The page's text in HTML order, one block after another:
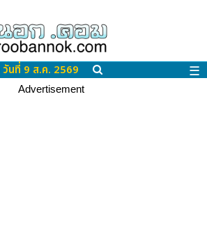
วันที่ 9 ส.ค. 2569 ☰
Advertisement